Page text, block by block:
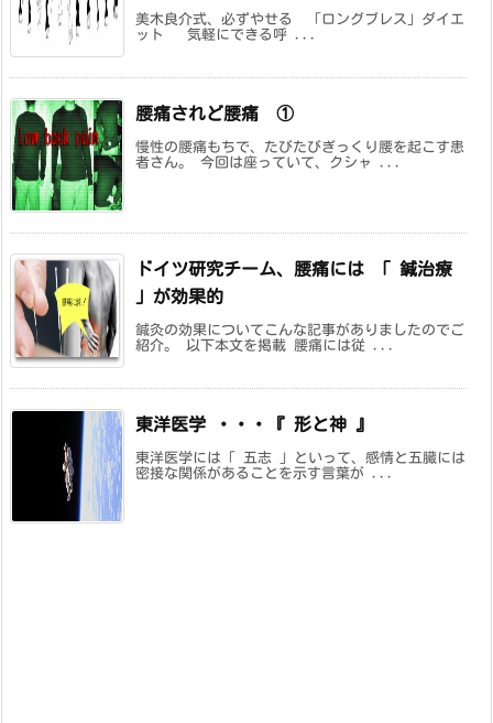
美木良介式、必ずやせる 「ロングブレス」ダイエ
ット 気軽にできる呼 ...
腰痛されど腰痛 ①
慢性の腰痛もちで、たびたびぎっくり腰を起こす患
者さん。 今回は座っていて、クシャ ...
ドイツ研究チーム、腰痛には 「 鍼治療
」が効果的
鍼灸の効果についてこんな記事がありましたのでご
紹介。 以下本文を掲載 腰痛には従 ...
東洋医学 ・・・『 形と神 』
東洋医学には「 五志 」といって、感情と五臓には
密接な関係があることを示す言葉が ...